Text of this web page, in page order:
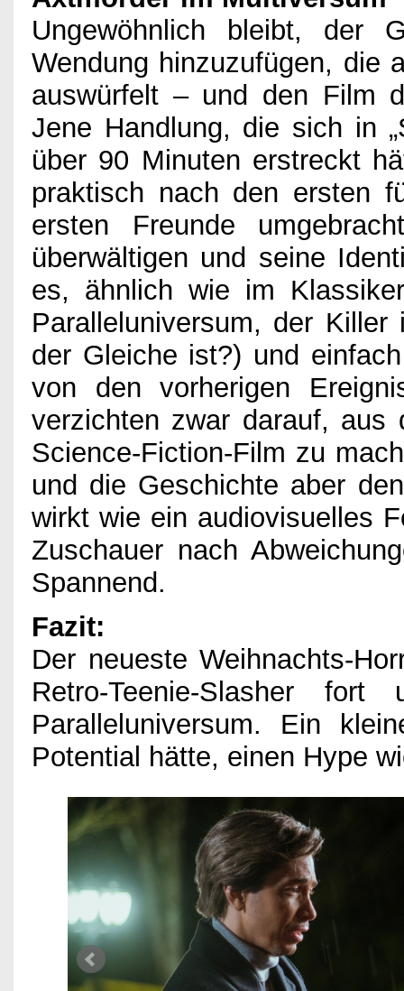
Ungewöhnlich bleibt, der
Wendung hinzuzufügen, die
auswürfelt – und den Film
Jene Handlung, die sich in
über 90 Minuten erstreckt
praktisch nach den ersten
ersten Freunde
überwältigen und seine
es, ähnlich wie im
Paralleluniversum, der
der Gleiche ist?) und
von den vorherigen
verzichten zwar darauf,
Science-Fiction-Film zu
und die Geschichte aber
wirkt wie ein audiovisuelles
Zuschauer nach
Spannend.
Fazit:
Der neueste Weihnachts-
Retro-Teenie-Slasher
Paralleluniversum. Ein
Potential hätte, einen Hype